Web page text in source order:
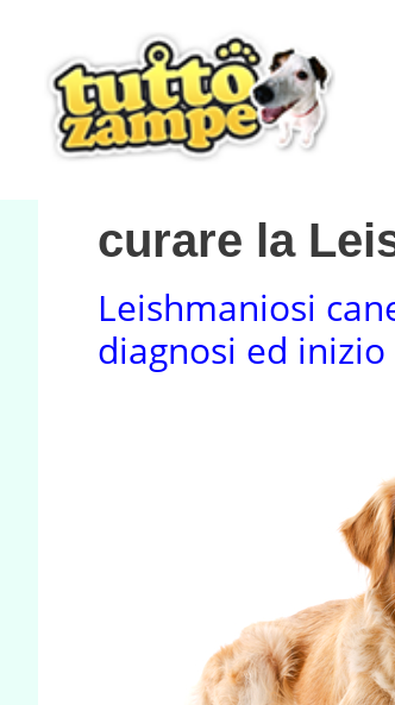
contenuto
curare la
Leishmaniosi
diagnosi ed inizio